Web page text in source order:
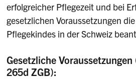
erfolgreicher Pflegezeit und bei
gesetzlichen Voraussetzungen
Pflegekindes in der Schweiz
Gesetzliche
265d ZGB):